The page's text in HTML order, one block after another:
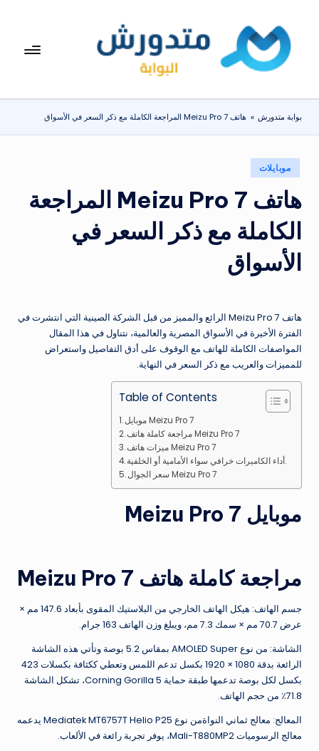
المحتوىبوا
مت
دو
ر
ش
تعرف
المنزلية
يومياً
بوابة متدورش » هاتف Meizu Pro 7 المراجعة الكاملة مع ذكر السعر في الأسواق
في
موبايلات
هاتف Meizu Pro 7 المراجعة
الكاملة مع ذكر السعر في
الأسواق
هاتف Meizu Pro 7 الرائع والمميز من قبل الشركة الصينية التي انتشرت في
الفترة الأخيرة في الأسواق المصرية والعالمية، نتناول في هذا المقال
المواصفات الكاملة للهاتف مع الوقوف على أدق التفاصيل واستعراض
للمميزات والعريب مع ذكر السعر في النهاية.
Table of Contents
موبايل Meizu Pro 7
مراجعة كاملة هاتف Meizu Pro 7
ميزات هاتف Meizu Pro 7
أداء الكاميرات خرافي سواء الأمامية أو الخلفية.
سعر الجوال Meizu Pro 7
موبايل Meizu Pro 7
مراجعة كاملة هاتف Meizu Pro 7
جسم الهاتف: هيكل الهاتف الخارجي من البلاستيك المقوى بأبعاد 147.6 مم ×
عرض 70.7 مم × سمك 7.3 مم، ويبلغ وزن الهاتف 163 جرام.
الشاشة: من نوع AMOLED Super بمقاس 5.2 بوصة وتأتي هذه الشاشة
الرائعة بدقة 1080 × 1920 بكسل تدعم اللمس وتعطي ككثافة بكسلات 423
بكسل لكل بوصة تدعمها طبقة حماية Corning Gorilla 5، تشكل الشاشة
71.8٪ من حجم الهاتف.
المعالج: معالج ثماني النواةمن نوع Mediatek MT6757T Helio P25 يدعمه
معالج الرسوميات Mali-T880MP2، يوفر تجربة رائعة في الألعاب.